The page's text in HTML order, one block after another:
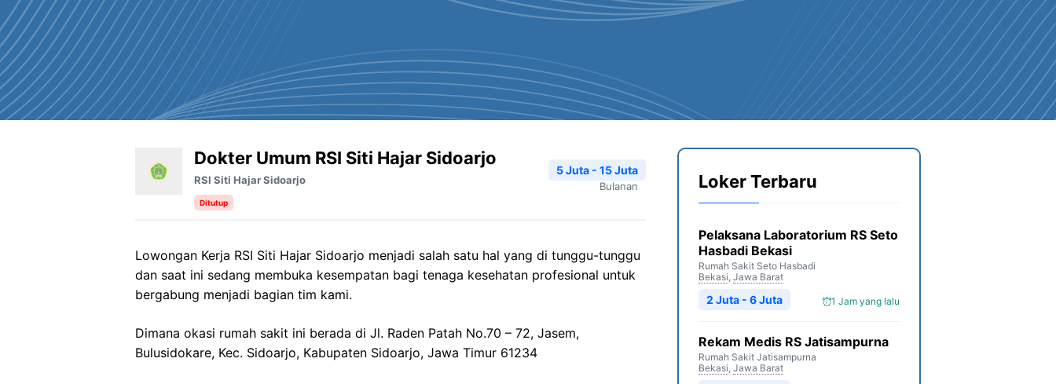
Dokter Umum RSI Siti Hajar Sidoarjo
RSI Siti Hajar Sidoarjo
Ditutup
5 Juta - 15 Juta
Bulanan
Lowongan Kerja RSI Siti Hajar Sidoarjo menjadi salah satu hal yang di tunggu-tunggu
dan saat ini sedang membuka kesempatan bagi tenaga kesehatan profesional untuk
bergabung menjadi bagian tim kami.
Dimana okasi rumah sakit ini berada di Jl. Raden Patah No.70 – 72, Jasem,
Bulusidokare, Kec. Sidoarjo, Kabupaten Sidoarjo, Jawa Timur 61234
Loker Terbaru
Pelaksana Laboratorium RS Seto
Hasbadi Bekasi
Rumah Sakit Seto Hasbadi
Bekasi, Jawa Barat
1 Jam yang lalu
2 Juta - 6 Juta
Rekam Medis RS Jatisampurna
Rumah Sakit Jatisampurna
Bekasi, Jawa Barat